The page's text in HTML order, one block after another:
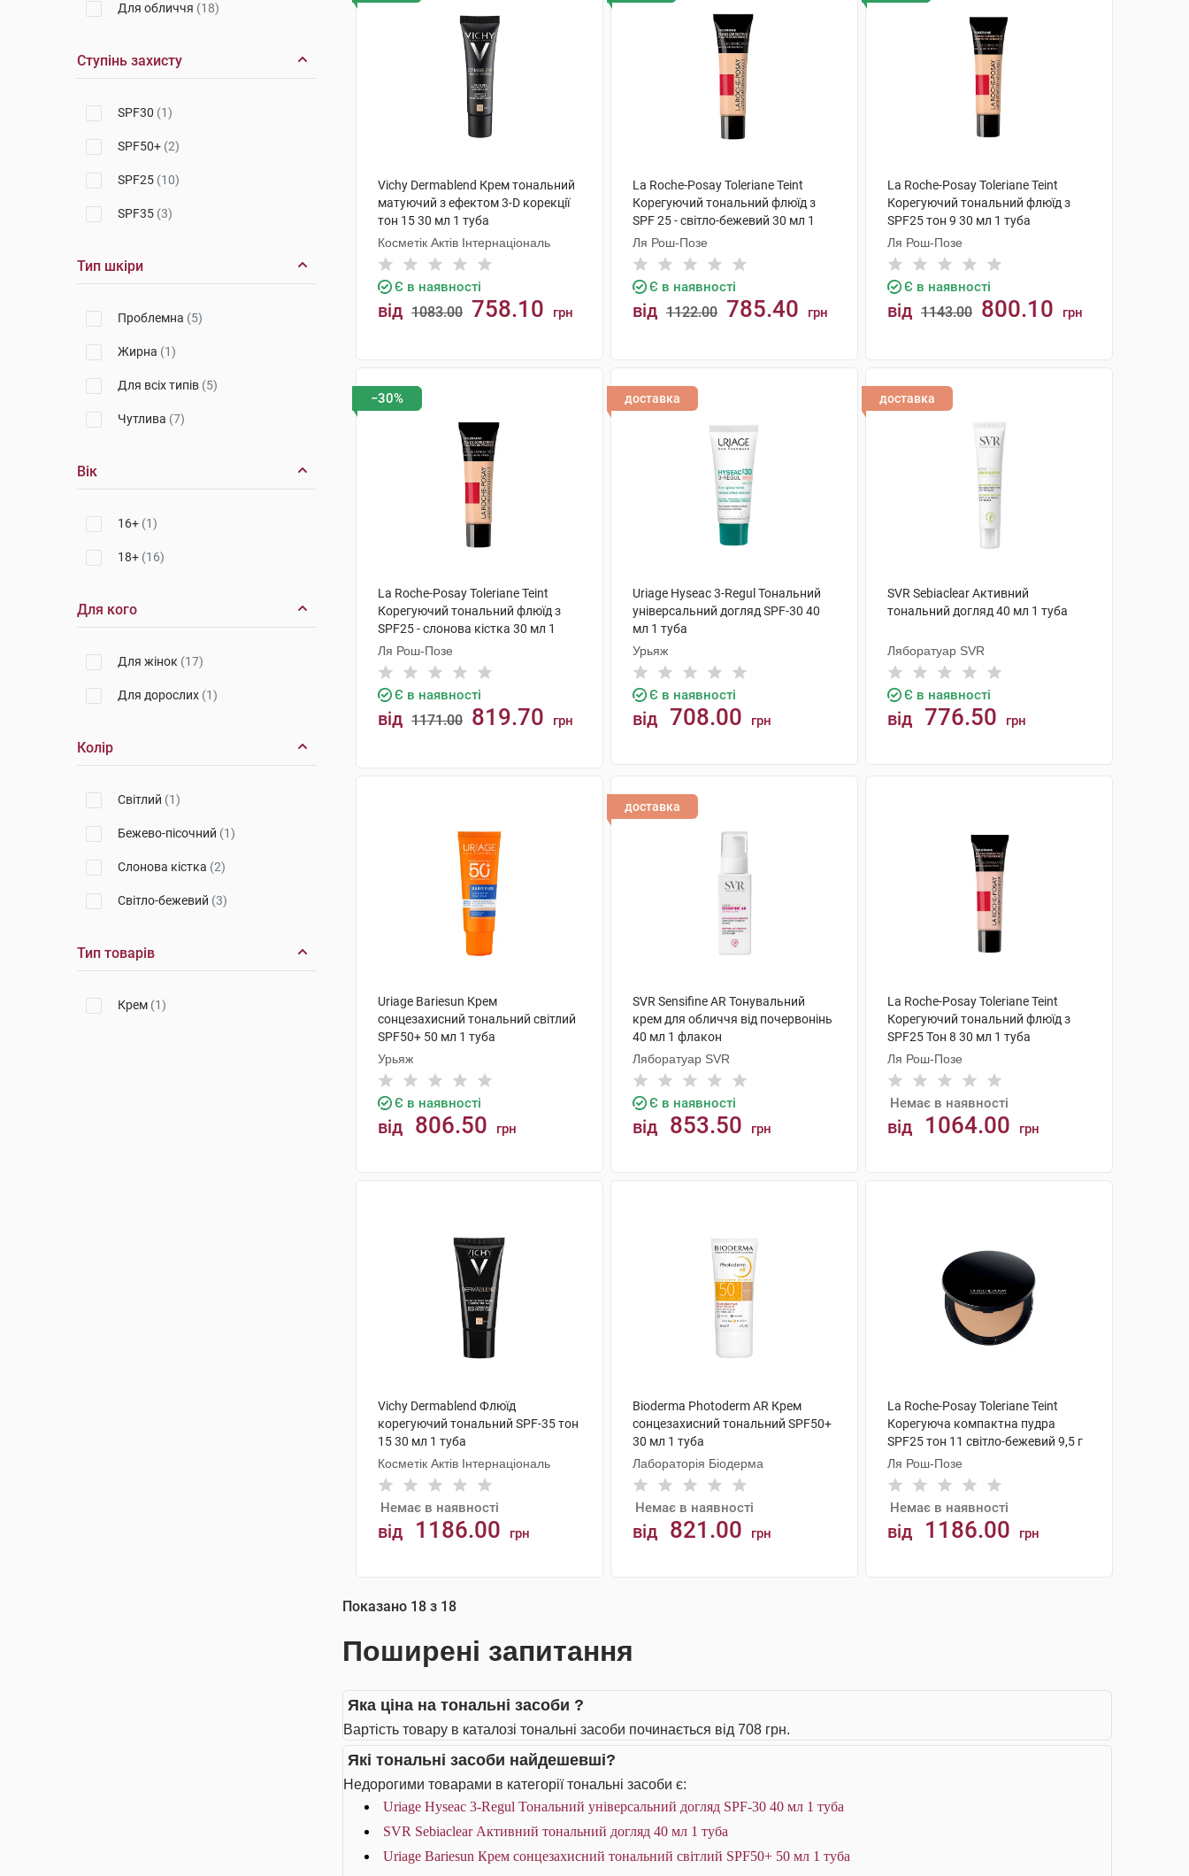
Для обличчя (18)
Ступінь захисту
SPF30 (1)
SPF50+ (2)
SPF25 (10)
SPF35 (3)
Тип шкіри
Проблемна (5)
Жирна (1)
Для всіх типів (5)
Чутлива (7)
Вік
16+ (1)
18+ (16)
Для кого
Для жінок (17)
Для дорослих (1)
Колір
Світлий (1)
Бежево-пісочний (1)
Слонова кістка (2)
Світло-бежевий (3)
Тип товарів
Крем (1)
Vichy Dermablend Крем тональний
матуючий з ефектом 3-D корекції
тон 15 30 мл 1 туба
Косметік Актів Інтернаціональ
Є в наявності
від 1083.00 758.10 грн
La Roche-Posay Toleriane Teint
Корегуючий тональний флюїд з
SPF 25 - світло-бежевий 30 мл 1
туба
Ля Рош-Позе
Є в наявності
від 1122.00 785.40 грн
La Roche-Posay Toleriane Teint
Корегуючий тональний флюїд з
SPF25 тон 9 30 мл 1 туба
Ля Рош-Позе
Є в наявності
від 1143.00 800.10 грн
−30%
La Roche-Posay Toleriane Teint
Корегуючий тональний флюїд з
SPF25 - слонова кістка 30 мл 1
туба
Ля Рош-Позе
Є в наявності
від 1171.00 819.70 грн
доставка
Uriage Hyseac 3-Regul Тональний
універсальний догляд SPF-30 40
мл 1 туба
Урьяж
Є в наявності
від 708.00 грн
доставка
SVR Sebiaclear Активний
тональний догляд 40 мл 1 туба
Ляборатуар SVR
Є в наявності
від 776.50 грн
Uriage Bariesun Крем
сонцезахисний тональний світлий
SPF50+ 50 мл 1 туба
Урьяж
Є в наявності
від 806.50 грн
доставка
SVR Sensifine AR Тонувальний
крем для обличчя від почервонінь
40 мл 1 флакон
Ляборатуар SVR
Є в наявності
від 853.50 грн
La Roche-Posay Toleriane Teint
Корегуючий тональний флюїд з
SPF25 Тон 8 30 мл 1 туба
Ля Рош-Позе
Немає в наявності
від 1064.00 грн
Vichy Dermablend Флюїд
корегуючий тональний SPF-35 тон
15 30 мл 1 туба
Косметік Актів Інтернаціональ
Немає в наявності
від 1186.00 грн
АНАЛОГИ
Bioderma Photoderm AR Крем
сонцезахисний тональний SPF50+
30 мл 1 туба
Лабораторія Біодерма
Немає в наявності
від 821.00 грн
La Roche-Posay Toleriane Teint
Корегуюча компактна пудра
SPF25 тон 11 світло-бежевий 9,5 г
1 шт
Ля Рош-Позе
Немає в наявності
від 1186.00 грн
Показано 18 з 18
Поширені запитання
Яка ціна на тональні засоби ?
Вартість товару в каталозі тональні засоби починається від 708 грн.
Які тональні засоби найдешевші?
Недорогими товарами в категорії тональні засоби є:
Uriage Hyseac 3-Regul Тональний універсальний догляд SPF-30 40 мл 1 туба
SVR Sebiaclear Активний тональний догляд 40 мл 1 туба
Uriage Bariesun Крем сонцезахисний тональний світлий SPF50+ 50 мл 1 туба